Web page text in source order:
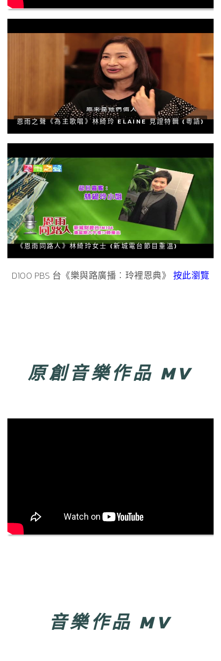
恩雨之聲《為主歌唱》林綺玲 ELAINE 見證特輯 (粵語)
《恩雨同路人》林綺玲女士 (新城電台節目重溫)
D100 PBS 台《樂與路廣播︰玲裡恩典》 按此瀏覽
原創音樂作品 MV
音樂作品 MV